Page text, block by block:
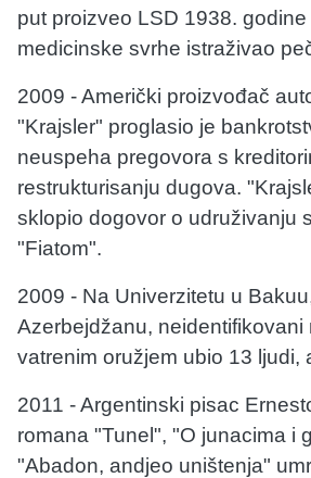
put proizveo LSD 1938.
medicinske svrhe istraživao
2009 - Američki proizvođač
"Krajsler" proglasio je
neuspeha pregovora s
restrukturisanju dugova.
sklopio dogovor o udruživanju
"Fiatom".
2009 - Na Univerzitetu u
Azerbejdžanu, neidentifikovani
vatrenim oružjem ubio 13 ljudi,
2011 - Argentinski pisac
romana "Tunel", "O junacima i
"Abadon, andjeo uništenja"